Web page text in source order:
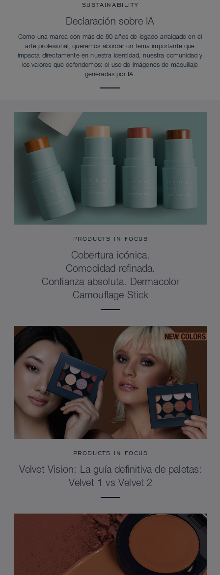
SUSTAINABILITY
Declaración sobre IA
Como una marca con más de 80 años de legado arraigado en el
arte profesional, queremos abordar un tema importante que
impacta directamente en nuestra identidad, nuestra comunidad y
los valores que defendemos: el uso de imágenes de maquillaje
generadas por IA.
PRODUCTS IN FOCUS
Cobertura icónica.
Comodidad refinada.
Confianza absoluta. Dermacolor
Camouflage Stick
PRODUCTS IN FOCUS
Velvet Vision: La guía definitiva de paletas:
Velvet 1 vs Velvet 2